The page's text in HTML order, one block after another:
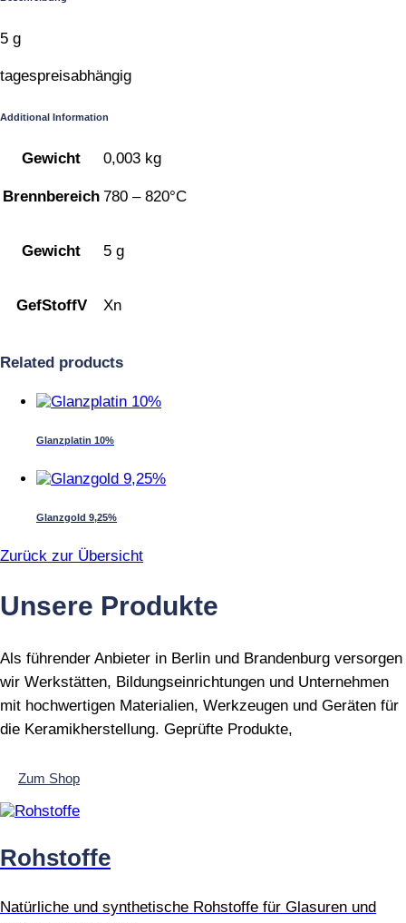
5 g
tagespreisabhängig
Additional Information
Gewicht 0,003 kg
Brennbereich 780 – 820°C
Gewicht 5 g
GefStoffV Xn
Related products
Glanzplatin 10%
Glanzgold 9,25%
Zurück zur Übersicht
Unsere Produkte
Als führender Anbieter in Berlin und Brandenburg versorgen
wir Werkstätten, Bildungseinrichtungen und Unternehmen
mit hochwertigen Materialien, Werkzeugen und Geräten für
die Keramikherstellung. Geprüfte Produkte,
Zum Shop
Rohstoffe
Natürliche und synthetische Rohstoffe für Glasuren und